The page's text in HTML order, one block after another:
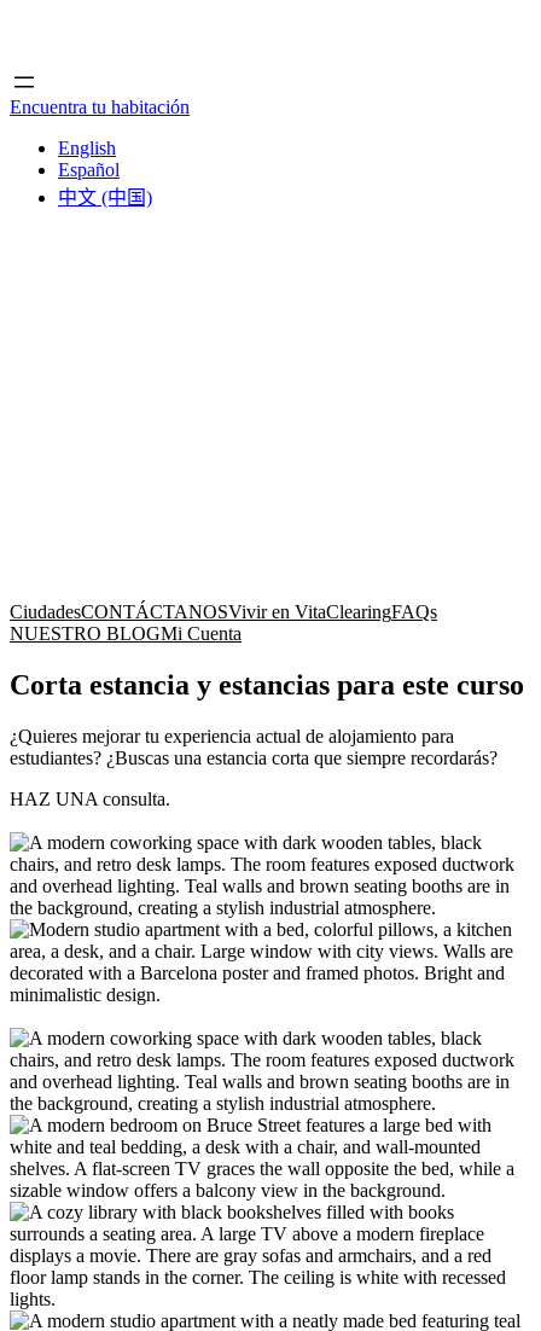
Encuentra tu habitación
English
Español
中文 (中国)
CiudadesCONTÁCTANOSVivir en VitaClearingFAQs
NUESTRO BLOGMi Cuenta
Corta estancia y estancias para este curso
¿Quieres mejorar tu experiencia actual de alojamiento para
estudiantes? ¿Buscas una estancia corta que siempre recordarás?
HAZ UNA consulta.